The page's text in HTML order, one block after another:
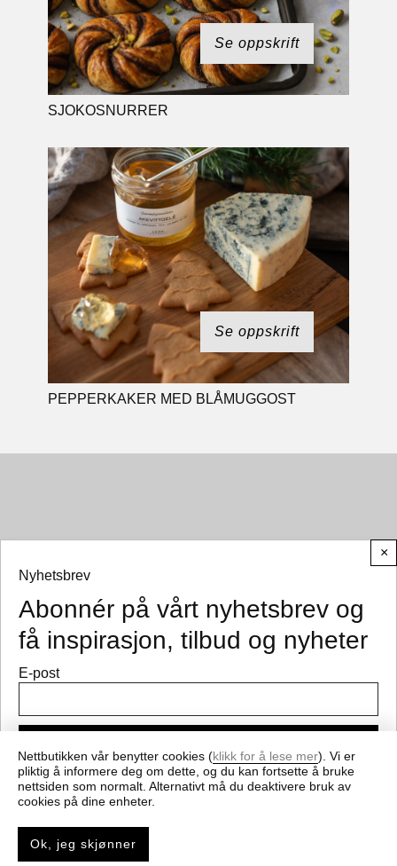
SJOKOSNURRER
Se oppskrift
PEPPERKAKER MED BLÅMUGGOST
Se oppskrift
© CEMO 2026
×
Nyhetsbrev
Abonnér på vårt nyhetsbrev og
få inspirasjon, tilbud og nyheter
E-post
Få nyheter og gode tilbud fra cemo.no
Nettbutikken vår benytter cookies (klikk for å lese mer). Vi er
pliktig å informere deg om dette, og du kan fortsette å bruke
nettsiden som normalt. Alternativt må du deaktivere bruk av
cookies på dine enheter.
Ok, jeg skjønner